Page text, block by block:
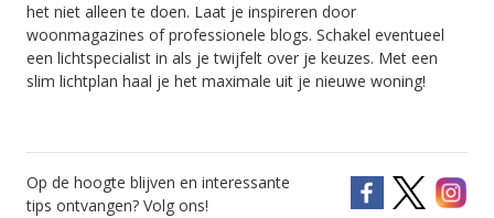
het niet alleen te doen. Laat je inspireren door
woonmagazines of professionele blogs. Schakel eventueel
een lichtspecialist in als je twijfelt over je keuzes. Met een
slim lichtplan haal je het maximale uit je nieuwe woning!
Op de hoogte blijven en interessante
tips ontvangen? Volg ons!